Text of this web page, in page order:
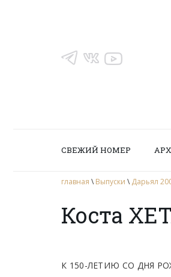
СВЕЖИЙ НОМЕР
главная \ Выпуски \ Дарьял
Коста
К 150-ЛЕТИЮ СО ДНЯ